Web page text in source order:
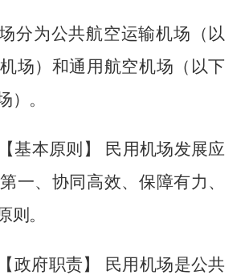
分为公共航空运输机场 （ 以
场）和通用航空机场 （ 以下
）。
基本原则】
民用机场发展应
一、协同高效、保障有力、
则。
政府职责】
民用机场是公共